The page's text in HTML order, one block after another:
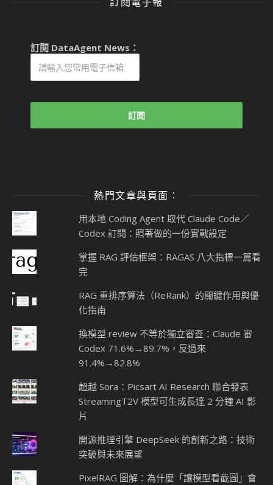
訂閱 DataAgent News：
熱門文章與頁面︰
用本地 Coding Agent 取代 Claude Code／
Codex 訂閱：照著做的一份實戰設定
掌握 RAG 評估框架：RAGAS 八大指標一篇看
完
RAG 重排序算法（ReRank）的關鍵作用與優
化指南
換模型 review 不等於獨立審查：Claude 審
Codex 71.6%→89.7%，反過來
91.4%→82.8%
超越 Sora：Picsart AI Research 聯合發表
StreamingT2V 模型可生成長達 2 分鐘 AI 影
片
開源推理引擎 DeepSeek 的創新之路：技術
突破與未來展望
PixelRAG 圖解：為什麼「讓模型看截圖」會